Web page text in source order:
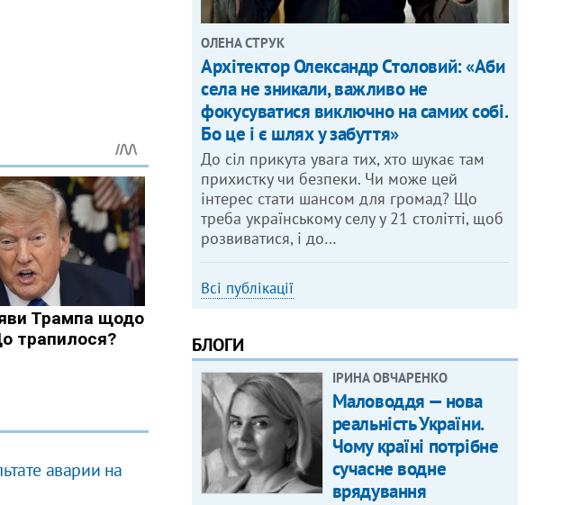
аварии на
ОЛЕНА СТРУК
Архітектор Олександр Столовий: «Аби
села не зникали, важливо не
фокусуватися виключно на самих собі.
Бо це і є шлях у забуття»
До сіл прикута увага тих, хто шукає там
прихистку чи безпеки. Чи може цей
інтерес стати шансом для громад? Що
треба українському селу у 21 столітті, щоб
розвиватися, і до…
Всі публікації
БЛОГИ
ІРИНА ОВЧАРЕНКО
Маловоддя — нова
реальність України.
Чому країні потрібне
сучасне водне
врядування